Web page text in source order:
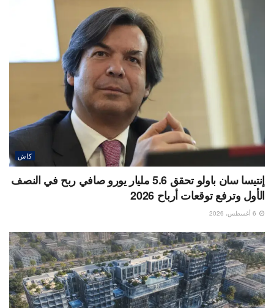
كاش
إنتيسا سان باولو تحقق 5.6 مليار يورو صافي ربح في النصف
الأول وترفع توقعات أرباح 2026